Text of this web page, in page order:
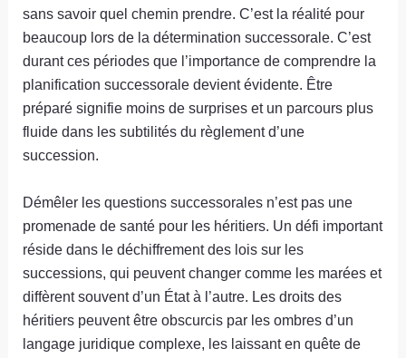
sans savoir quel chemin prendre. C’est la réalité pour
beaucoup lors de la détermination successorale. C’est
durant ces périodes que l’importance de comprendre la
planification successorale devient évidente. Être
préparé signifie moins de surprises et un parcours plus
fluide dans les subtilités du règlement d’une
succession.
Démêler les questions successorales n’est pas une
promenade de santé pour les héritiers. Un défi important
réside dans le déchiffrement des lois sur les
successions, qui peuvent changer comme les marées et
diffèrent souvent d’un État à l’autre. Les droits des
héritiers peuvent être obscurcis par les ombres d’un
langage juridique complexe, les laissant en quête de